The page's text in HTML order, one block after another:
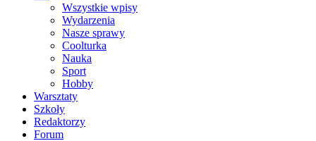
Wszystkie wpisy
Wydarzenia
Nasze sprawy
Coolturka
Nauka
Sport
Hobby
Warsztaty
Szkoły
Redaktorzy
Forum